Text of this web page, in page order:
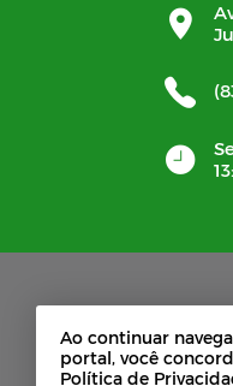
Ao continuar
portal, você
Política de